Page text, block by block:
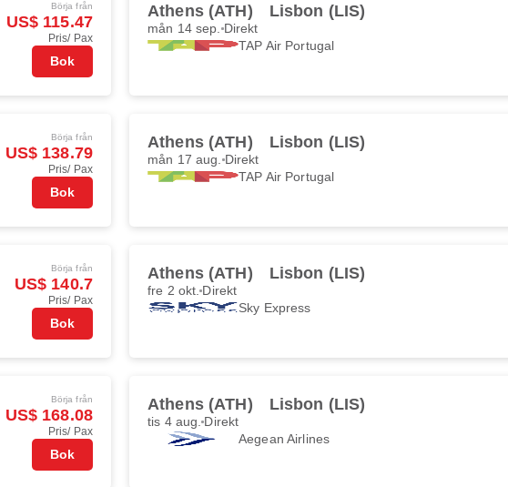
Börja från
US$ 115.47
Pris/ Pax
Bok
Athens (ATH) Lisbon (LIS)
mån 14 sep. Direkt
TAP Air Portugal
Börja från
US$ 138.79
Pris/ Pax
Bok
Athens (ATH) Lisbon (LIS)
mån 17 aug. Direkt
TAP Air Portugal
Börja från
US$ 140.7
Pris/ Pax
Bok
Athens (ATH) Lisbon (LIS)
fre 2 okt. Direkt
Sky Express
Börja från
US$ 168.08
Pris/ Pax
Bok
Athens (ATH) Lisbon (LIS)
tis 4 aug. Direkt
Aegean Airlines